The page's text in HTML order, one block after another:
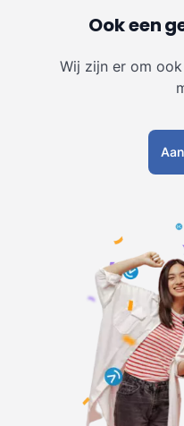
Ook een
Wij zijn er om